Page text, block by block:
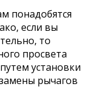
понадобятся
если вы
то
просвета
установки
рычагов